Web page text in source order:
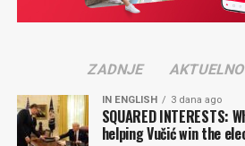
ZADNJE AKTUELNO
IN ENGLISH 3 dana ago
SQUARED INTERESTS:
helping Vučić win the